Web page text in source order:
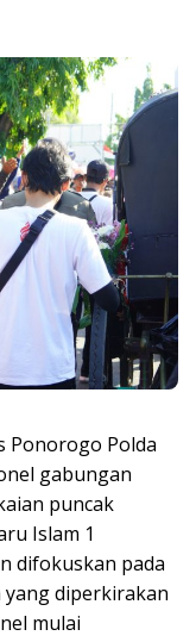
Ponorogo Polda
gabungan
puncak
Islam 1
difokuskan pada
yang diperkirakan
mulai